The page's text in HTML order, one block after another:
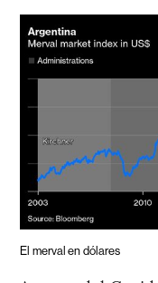
El merval en dólares